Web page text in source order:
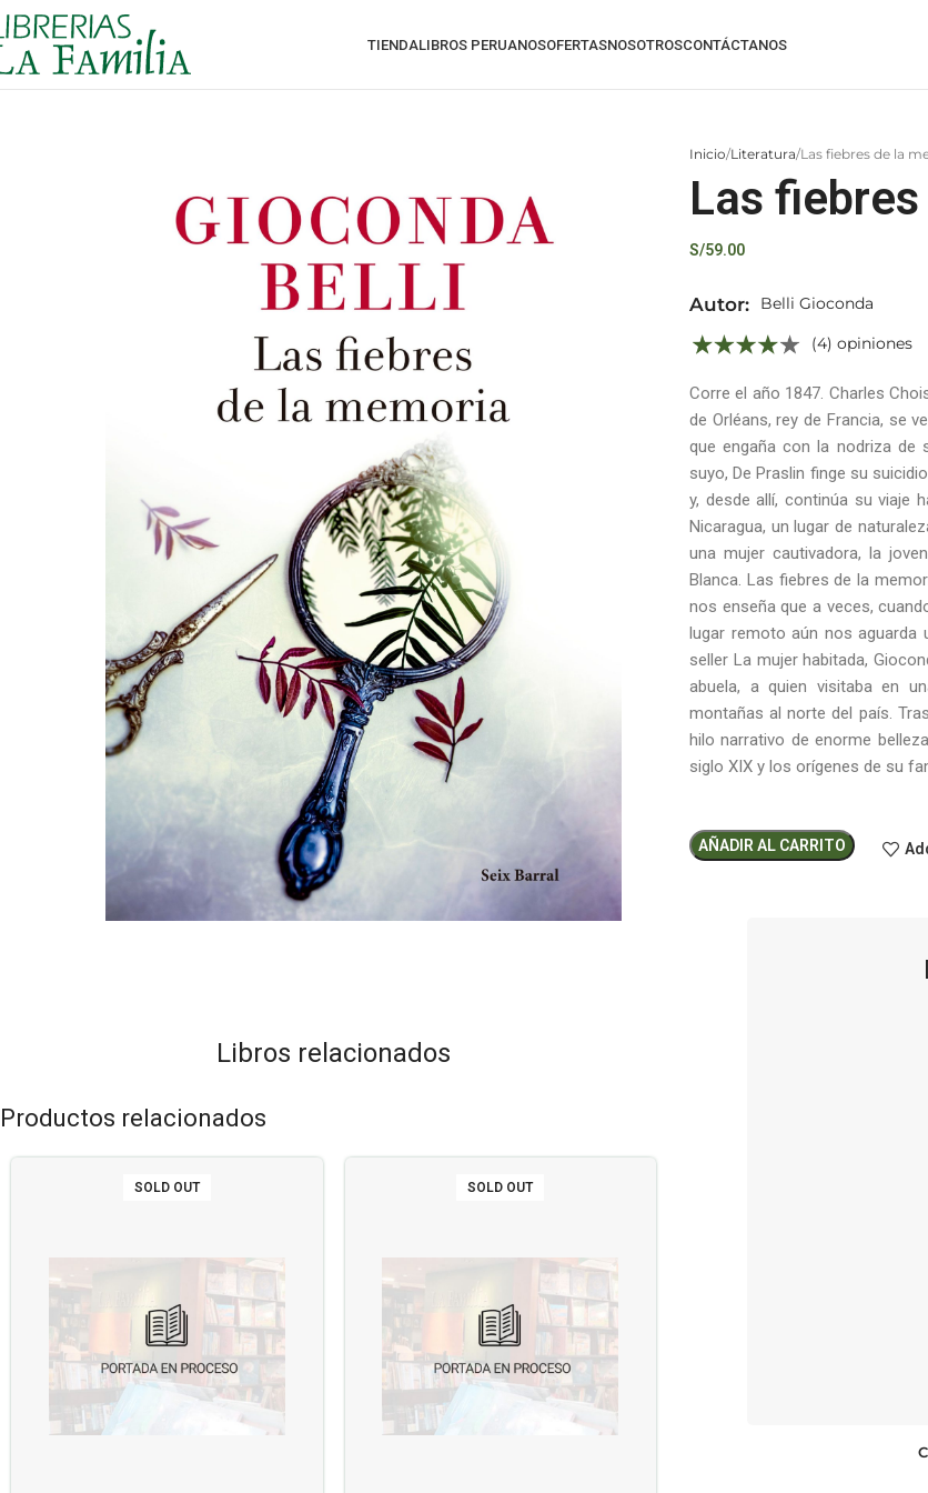
TIENDALIBROS PERUANOSOFERTASNOSOTROSCONTÁCTANOS
Inicio Literatura Las fiebres de la
Las
S/59.00
Autor:
Belli Gioconda
(4) opiniones
Corre el año 1847. Charles
de Orléans, rey de Francia, se
que engaña con la nodriza de
suyo, De Praslin finge su
y, desde allí, continúa su viaje
Nicaragua, un lugar de
una mujer cautivadora, la
Blanca. Las fiebres de la
nos enseña que a veces,
lugar remoto aún nos aguarda
seller La mujer habitada,
abuela, a quien visitaba en
montañas al norte del país.
hilo narrativo de enorme
siglo XIX y los orígenes de su
AÑADIR AL CARRITO
Libros relacionados
Productos relacionados
SOLD OUT SOLD OUT